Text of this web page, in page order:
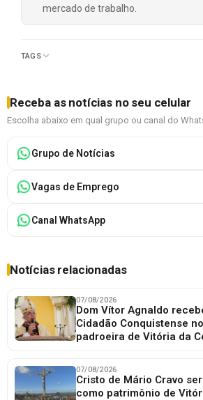
mercado de trabalho.
TAGS
Receba as notícias no seu celular
Escolha abaixo em qual grupo ou canal do
Grupo de Notícias
Vagas de Emprego
Canal WhatsApp
Notícias relacionadas
07/08/2026
Dom Vítor Agnaldo
Cidadão Conquistense
padroeira de Vitória da
07/08/2026
Cristo de Mário Cravo
como patrimônio de